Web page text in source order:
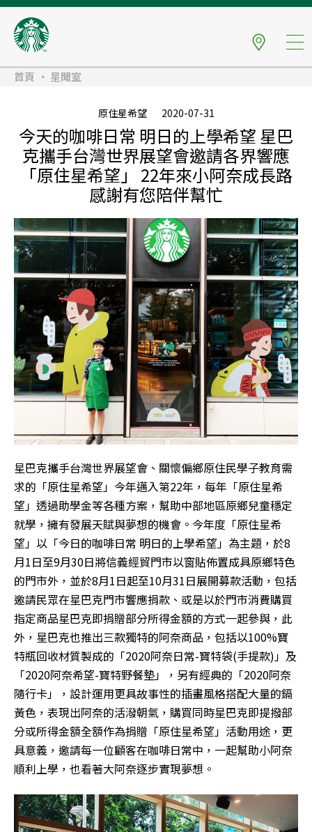
首頁 星聞室
原住星希望 2020-07-31
今天的咖啡日常 明日的上學希望 星巴
克攜手台灣世界展望會邀請各界響應
「原住星希望」 22年來小阿奈成長路
感謝有您陪伴幫忙
星巴克攜手台灣世界展望會、關懷偏鄉原住民學子教育需
求的「原住星希望」今年邁入第22年，每年「原住星希
望」透過助學金等各種方案，幫助中部地區原鄉兒童穩定
就學，擁有發展天賦與夢想的機會。今年度「原住星希
望」以「今日的咖啡日常 明日的上學希望」為主題，於8
月1日至9月30日將信義經貿門市以窗貼佈置成具原鄉特色
的門市外，並於8月1日起至10月31日展開募款活動，包括
邀請民眾在星巴克門市響應捐款、或是以於門市消費購買
指定商品星巴克即捐贈部分所得金額的方式一起參與，此
外，星巴克也推出三款獨特的阿奈商品，包括以100%寶
特瓶回收材質製成的「2020阿奈日常-寶特袋(手提款)」及
「2020阿奈希望-寶特野餐墊」，另有經典的「2020阿奈
隨行卡」，設計運用更具故事性的插畫風格搭配大量的鎘
黃色，表現出阿奈的活潑朝氣，購買同時星巴克即提撥部
分或所得金額全額作為捐贈「原住星希望」活動用途，更
具意義，邀請每一位顧客在咖啡日常中，一起幫助小阿奈
順利上學，也看著大阿奈逐步實現夢想。